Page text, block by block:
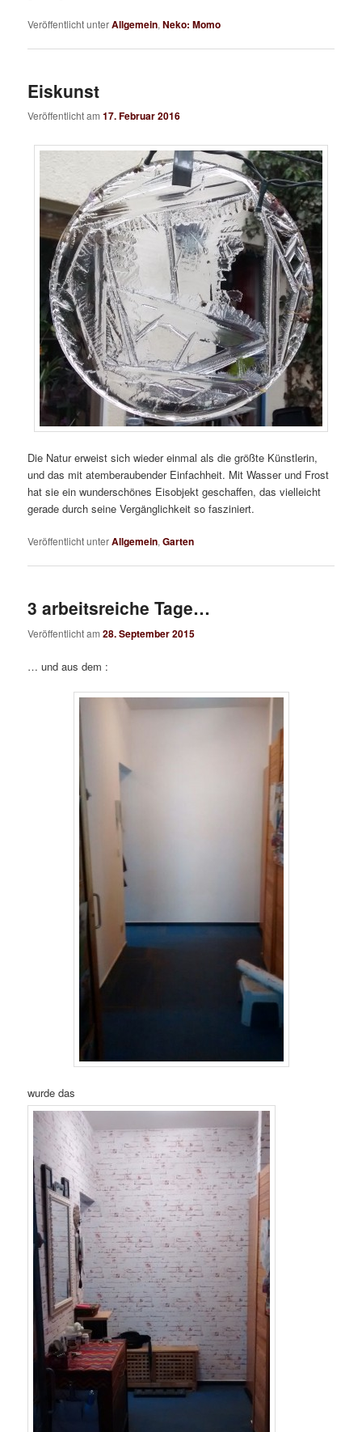
Veröffentlicht unterAllgemein,Neko: Momo
Eiskunst
Veröffentlicht am17. Februar 2016
Die Natur erweist sich wieder einmal als die größte Künstlerin,
und das mit atemberaubender Einfachheit. Mit Wasser und Frost
hat sie ein wunderschönes Eisobjekt geschaffen, das vielleicht
gerade durch seine Vergänglichkeit so fasziniert.
Veröffentlicht unterAllgemein,Garten
3 arbeitsreiche Tage…
Veröffentlicht am28. September 2015
… und aus dem :
wurde das